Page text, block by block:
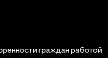
граждан работой